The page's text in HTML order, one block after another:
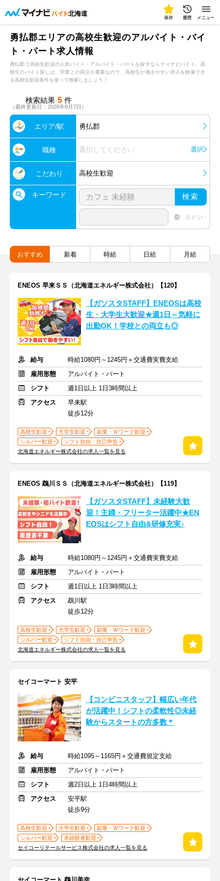
北海道
保存 履歴 メニュー
勇払郡エリアの高校生歓迎のアルバイト・バイ
ト・パート求人情報
勇払郡で高校生歓迎の人気バイト・アルバイト・パートを探すならマイナビバイト。高
校生のバイト探しは、学業との両立が重要なので、高校生が働きやすい求人を検索でき
る高校生歓迎条件を使って検索しましょう！
検索結果 5 件
（最終更新日：2026年8月7日）
エリア/駅 勇払郡
職種 選択してください 選択
こだわり 高校生歓迎
キーワード 検索
含まない
おすすめ 新着 時給 日給 月給
ENEOS 早来ＳＳ（北海道エネルギー株式会社）【120】
【ガソスタSTAFF】ENEOSは高校
生・大学生大歓迎★週1日～気軽に
出勤OK！学校との両立も◎
給与
時給1080円～1245円＋交通費実費支給
雇用形態
アルバイト・パート
シフト
週1日以上 1日3時間以上
アクセス
早来駅
徒歩12分
高校生歓迎 大学生歓迎
副業・Ｗワーク歓迎
シルバー歓迎
シフト自由・自己申告
北海道エネルギー株式会社の求人一覧を見る
ENEOS 鵡川ＳＳ（北海道エネルギー株式会社）【119】
【ガソスタSTAFF】未経験大歓
迎！主婦・フリーター活躍中★EN
EOSはシフト自由&研修充実♪
給与
時給1080円～1245円＋交通費実費支給
雇用形態
アルバイト・パート
シフト
週1日以上 1日3時間以上
アクセス
鵡川駅
徒歩12分
高校生歓迎 大学生歓迎
副業・Ｗワーク歓迎
シルバー歓迎
シフト自由・自己申告
北海道エネルギー株式会社の求人一覧を見る
セイコーマート 安平
【コンビニスタッフ】幅広い年代
が活躍中！シフトの柔軟性◎未経
験からスタートの方多数＊
給与
時給1095～1165円＋交通費規定支給
雇用形態
アルバイト・パート
シフト
週2日以上 1日4時間以上
アクセス
安平駅
徒歩9分
高校生歓迎 大学生歓迎
副業・Ｗワーク歓迎
シルバー歓迎
未経験者歓迎
セイコーリテールサービス株式会社の求人一覧を見る